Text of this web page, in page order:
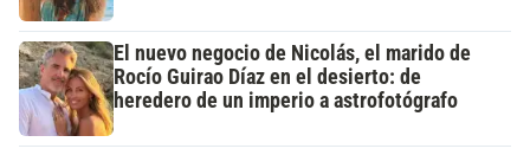
El nuevo negocio de Nicolás, el marido de
Rocío Guirao Díaz en el desierto: de
heredero de un imperio a astrofotógrafo